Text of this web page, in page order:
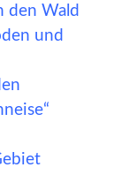
den Wald
und